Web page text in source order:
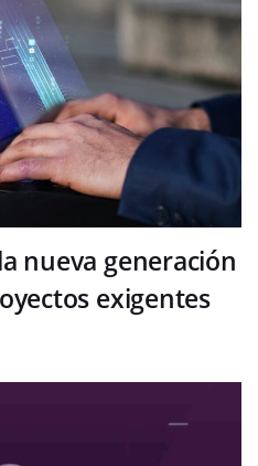
nueva generación
exigentes